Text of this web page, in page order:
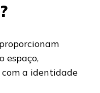
espaço,
a identidade